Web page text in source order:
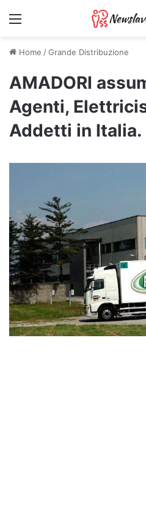
Menu
Home /Grande Distribuzione
AMADORI
Agenti,
Addetti in Italia.